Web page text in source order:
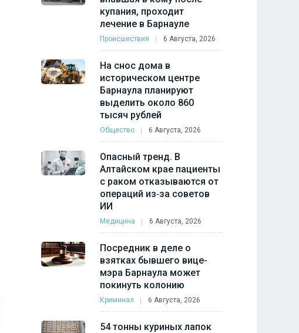
купания, проходит
лечение в Барнауле
Происшествия 6 Августа, 2026
На снос дома в
историческом центре
Барнаула планируют
выделить около 860
тысяч рублей
Общество 6 Августа, 2026
Опасный тренд. В
Алтайском крае пациенты
с раком отказываются от
операций из‑за советов
ИИ
Медицина 6 Августа, 2026
Посредник в деле о
взятках бывшего вице-
мэра Барнаула может
покинуть колонию
Криминал 6 Августа, 2026
54 тонны куриных лапок